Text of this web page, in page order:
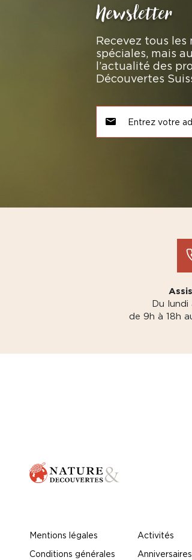
Newsletter
Recevez tous
spéciales, mais
l’actualité des
Découvertes
Du lundi
de 9h à 18h
Mentions légales
Conditions générales
Activités
Anniversaires